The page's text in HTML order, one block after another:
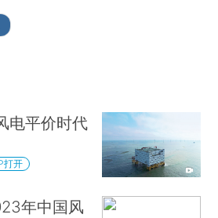
电平价时代
打开
年中国风